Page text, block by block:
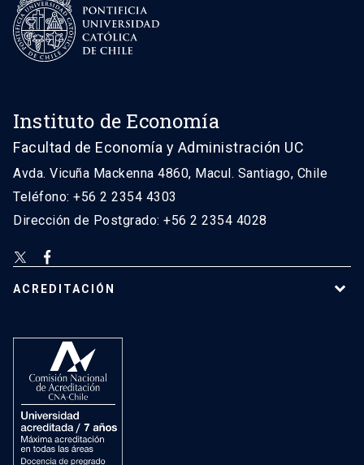
Instituto de Economía
Facultad de Economía y Administración UC
Avda. Vicuña Mackenna 4860, Macul. Santiago, Chile
Teléfono: +56 2 2354 4303
Dirección de Postgrado: +56 2 2354 4028
ACREDITACIÓN